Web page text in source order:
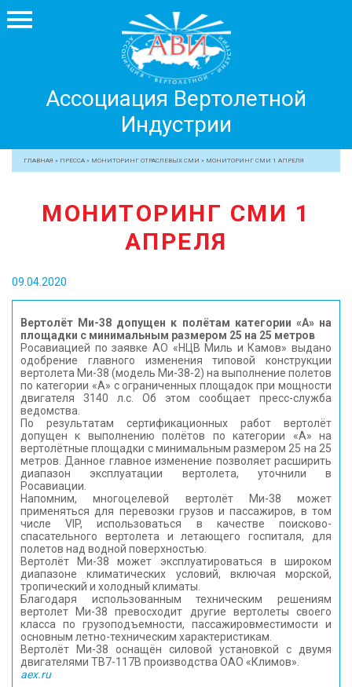
Ассоциация Вертолетной
Индустрии
Вертолетной
Индустрии
+7 499 755 99 29
ЧЛЕНЫ АВИ
ЖУРНАЛ
ПРЕССА
МЕДИА
КОНТАКТЫ
ГЛАВНАЯ » ПРЕССА » МОНИТОРИНГ ОТРАСЛЕВЫХ СМИ » МОНИТОРИНГ СМИ 1 АПРЕЛЯ
МОНИТОРИНГ СМИ 1
АПРЕЛЯ
09.04.2020
Вертолёт Ми-38 допущен к полётам категории «А» на
площадки с минимальным размером 25 на 25 метров
Росавиацией по заявке АО «НЦВ Миль и Камов» выдано
одобрение главного изменения типовой конструкции
вертолета Ми-38 (модель Ми-38-2) на выполнение полетов
по категории «А» с ограниченных площадок при мощности
двигателя 3140 л.с. Об этом сообщает пресс-служба
ведомства.
По результатам сертификационных работ вертолёт
допущен к выполнению полётов по категории «А» на
вертолётные площадки с минимальным размером 25 на 25
метров. Данное главное изменение позволяет расширить
диапазон эксплуатации вертолета, уточнили в
Росавиации.
Напомним, многоцелевой вертолёт Ми-38 может
применяться для перевозки грузов и пассажиров, в том
числе VIP, использоваться в качестве поисково-
спасательного вертолета и летающего госпиталя, для
полетов над водной поверхностью.
Вертолёт Ми-38 может эксплуатироваться в широком
диапазоне климатических условий, включая морской,
тропический и холодный климаты.
Благодаря использованным техническим решениям
вертолет Ми-38 превосходит другие вертолеты своего
класса по грузоподъемности, пассажировместимости и
основным летно-техническим характеристикам.
Вертолёт Ми-38 оснащён силовой установкой с двумя
двигателями ТВ7-117В производства ОАО «Климов».
aex.ru